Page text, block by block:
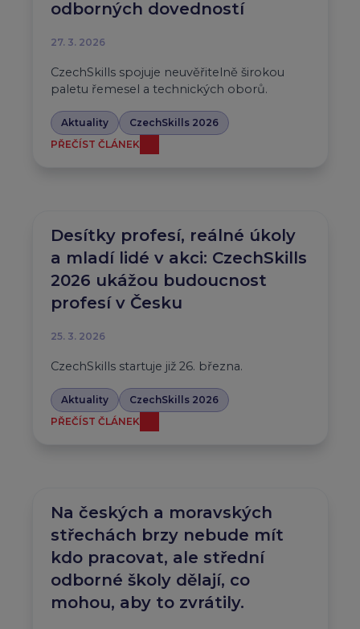
odborných dovedností
27. 3. 2026
CzechSkills spojuje neuvěřitelně širokou
paletu řemesel a technických oborů.
Aktuality
CzechSkills 2026
PŘEČÍST ČLÁNEK
Desítky profesí, reálné úkoly
a mladí lidé v akci: CzechSkills
2026 ukážou budoucnost
profesí v Česku
25. 3. 2026
CzechSkills startuje již 26. března.
Aktuality
CzechSkills 2026
PŘEČÍST ČLÁNEK
Na českých a moravských
střechách brzy nebude mít
kdo pracovat, ale střední
odborné školy dělají, co
mohou, aby to zvrátily.